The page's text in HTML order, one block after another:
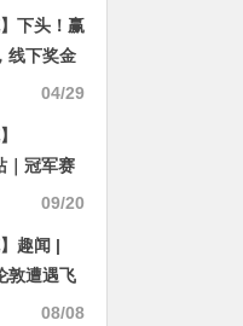
】下头！赢
线下奖金
五年不
04/29
｜冠军赛
国选手晋
09/20
趣闻 |
敦遭遇飞
08/08